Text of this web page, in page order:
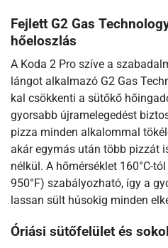
Fejlett G2 Gas
hőeloszlás
A Koda 2 Pro szíve a
lángot alkalmazó G2 Gas
kal csökkenti a sütőkő
gyorsabb újramelegedést
pizza minden alkalommal
akár egymás után több pizzát
nélkül. A hőmérséklet 160°C-
950°F) szabályozható, így a
lassan sült húsokig minden
Óriási sütőfelület és